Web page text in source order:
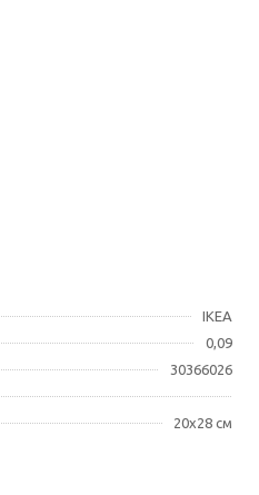
IKEA
0,09
30366026
20x28 см